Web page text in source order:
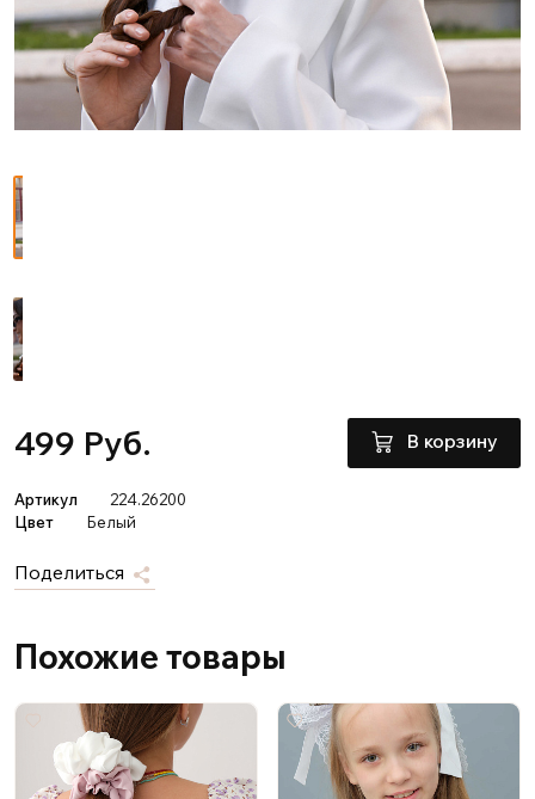
499 Руб. В корзину
Артикул
224.26200
Цвет
Белый
Поделиться
Похожие товары